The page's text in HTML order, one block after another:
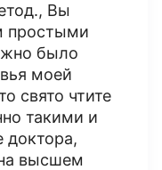
Вы
простыми
было
моей
свято чтите
такими и
высшем